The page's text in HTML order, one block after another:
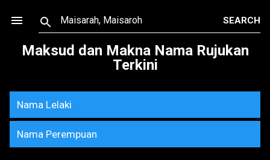
Skip to main content
Maksud dan Makna Nama Rujukan
Terkini
Nama Lelaki
Nama Perempuan